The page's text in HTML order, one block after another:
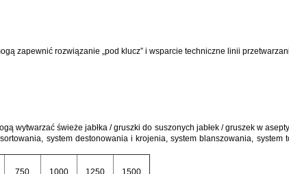
zapewnić rozwiązanie „pod klucz” i wsparcie techniczne linii
wytwarzać świeże jabłka / gruszki do suszonych jabłek / gruszek w
system destonowania i krojenia, system blanszowania, system
750 1000 1250 1500